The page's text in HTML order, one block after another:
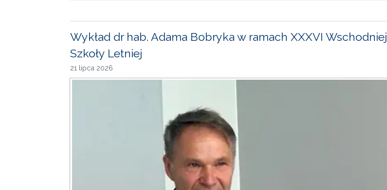
Wykład dr hab. Adama Bobryka w ramach XXXVI Wschodniej
Szkoły Letniej
21 lipca 2026